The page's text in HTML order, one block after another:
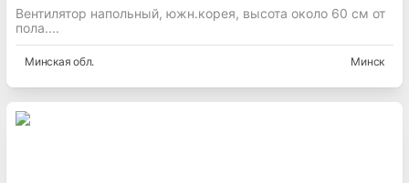
Вентилятор напольный, южн.корея, высота около 60 см от
пола....
Минская обл. Минск